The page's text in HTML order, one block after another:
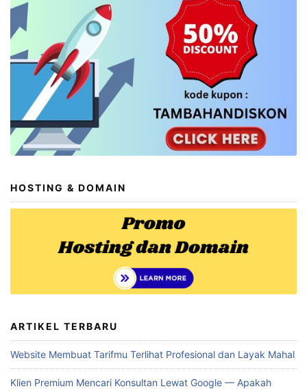
HOSTING & DOMAIN
ARTIKEL TERBARU
Website Membuat Tarifmu Terlihat Profesional dan Layak Mahal
Klien Premium Mencari Konsultan Lewat Google — Apakah